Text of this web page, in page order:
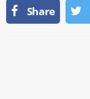
Share